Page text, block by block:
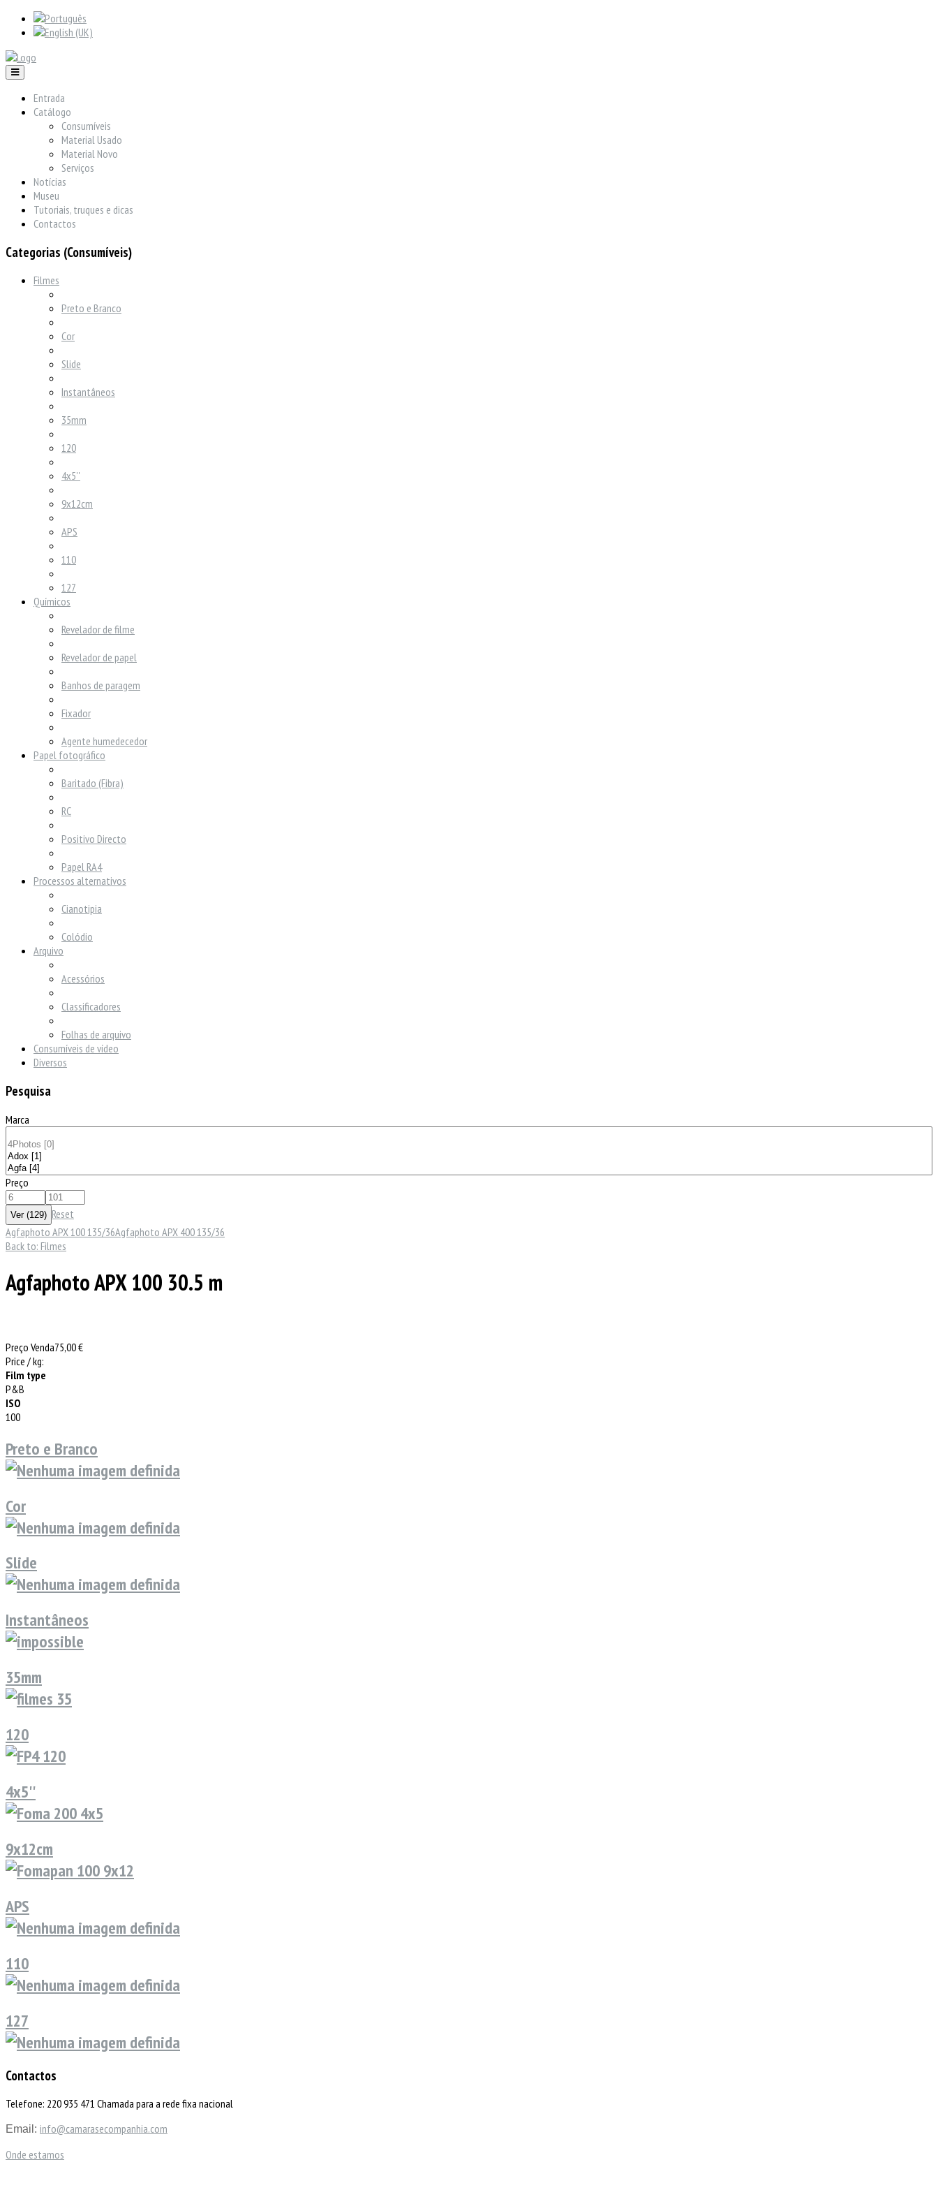
Entrada
Catálogo
Consumíveis
Material Usado
Material Novo
Serviços
Notícias
Museu
Tutoriais, truques e dicas
Contactos
Categorias (Consumíveis)
Filmes
Preto e Branco
Cor
Slide
Instantâneos
35mm
120
4x5''
9x12cm
APS
110
127
Químicos
Revelador de filme
Revelador de papel
Banhos de paragem
Fixador
Agente humedecedor
Papel fotográfico
Baritado (Fibra)
RC
Positivo Directo
Papel RA4
Processos alternativos
Cianotipia
Colódio
Arquivo
Acessórios
Classificadores
Folhas de arquivo
Consumíveis de vídeo
Diversos
Pesquisa
Marca
Preço
Reset
Agfaphoto APX 100 135/36Agfaphoto APX 400 135/36
Back to: Filmes
Agfaphoto APX 100 30.5 m
Preço Venda75,00 €
Price / kg:
Film type
P&B
ISO
100
Preto e Branco
Cor
Slide
Instantâneos
35mm
120
4x5''
9x12cm
APS
110
127
Contactos
Telefone: 220 935 471 Chamada para a rede fixa nacional
Email: info@camarasecompanhia.com
Onde estamos